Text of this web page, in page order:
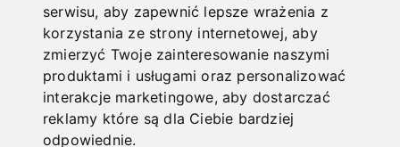
serwisu, aby zapewnić lepsze wrażenia z
korzystania ze strony internetowej,aby
zmierzyć Twoje zainteresowanie naszymi
produktami i usługami oraz personalizować
interakcje marketingowe,aby dostarczać
reklamy które są dla Ciebie bardziej
odpowiednie.